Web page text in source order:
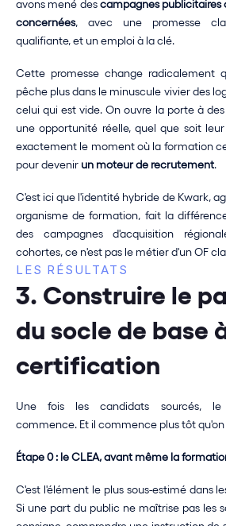
avons mené des campagnes publicitaires
concernées, avec une promesse
qualifiante, et un emploi à la clé.
Cette promesse change radicalement
pêche plus dans le minuscule vivier des
celui qui est vide. On ouvre la porte à
une opportunité réelle, quel que soit
exactement le moment où la formation
pour devenir un moteur de recrutement.
C'est ici que l'identité hybride de Kwark,
organisme de formation, fait la
des campagnes d'acquisition
cohortes, ce n'est pas le métier d'un OF
LES RÉSULTATS
3. Construire le
du socle de base
certification
Une fois les candidats sourcés, le
commence. Et il commence plus tôt qu'on
Étape 0 : le CLEA, avant même la
C'est l'élément le plus sous-estimé dans
Si une part du public ne maîtrise pas les